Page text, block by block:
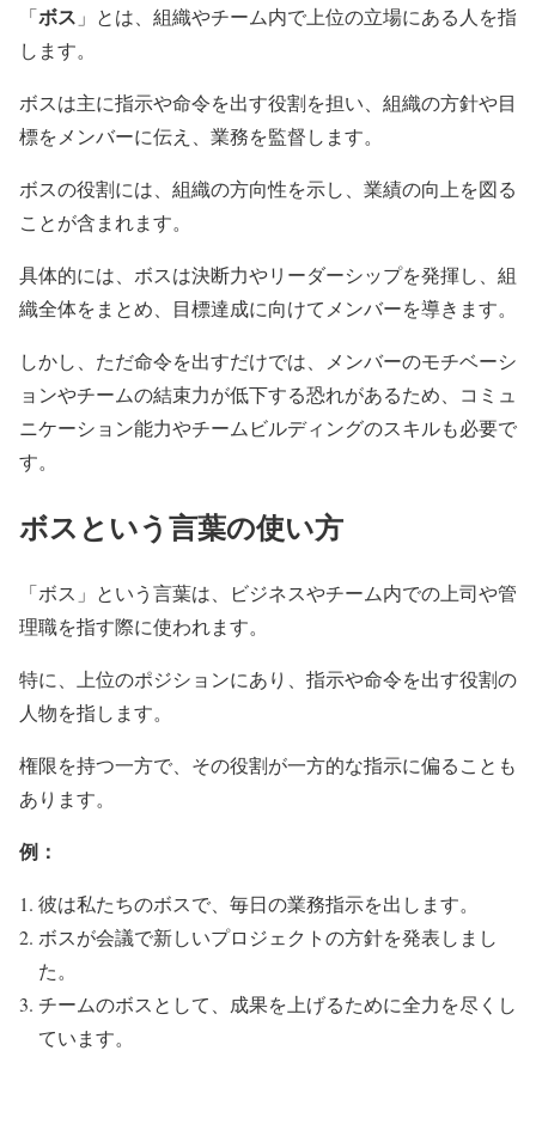
「ボス 」とは、組織やチーム内で上位の立場にある人を指
します。
ボスは主に指示や命令を出す役割を担い、組織の方針や目
標をメンバーに伝え、業務を監督します。
ボスの役割には、組織の方向性を示し、業績の向上を図る
ことが含まれます。
具体的には、ボスは決断力やリーダーシップを発揮し、組
織全体をまとめ、目標達成に向けてメンバーを導きます。
しかし、ただ命令を出すだけでは、メンバーのモチベーシ
ョンやチームの結束力が低下する恐れがあるため、コミュ
ニケーション能力やチームビルディングのスキルも必要で
す。
ボスという言葉の使い方
「ボス」という言葉は、ビジネスやチーム内での上司や管
理職を指す際に使われます。
特に、上位のポジションにあり、指示や命令を出す役割の
人物を指します。
権限を持つ一方で、その役割が一方的な指示に偏ることも
あります。
例：
彼は私たちのボスで、毎日の業務指示を出します。
ボスが会議で新しいプロジェクトの方針を発表しまし
た。
チームのボスとして、成果を上げるために全力を尽くし
ています。